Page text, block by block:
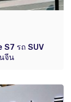
S7 รถ SUV
จีน